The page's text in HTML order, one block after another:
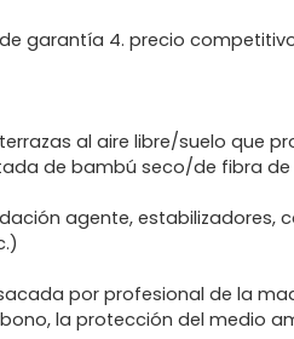
garantía 4. precio
al aire libre/suelo que
de bambú seco/de fibra
agente, estabilizadores,
por profesional de la
la protección del medio